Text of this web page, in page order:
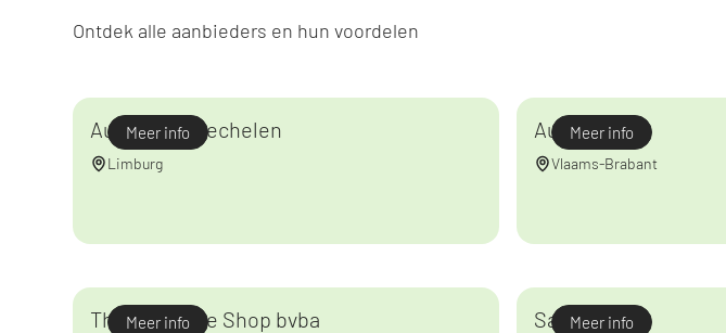
Ontdek alle aanbieders en hun voordelen
Auva Maasmechelen
Limburg
Meer info Auva Diest
Vlaams-Brabant
Meer info
The Cartridge Shop bvba
Meer info Saasforce
Meer info